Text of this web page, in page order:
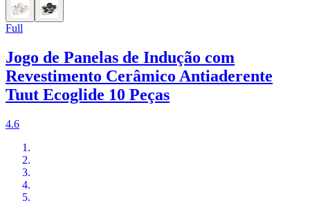
Full
Jogo de Panelas de Indução com
Revestimento Cerâmico Antiaderente
Tuut Ecoglide 10 Peças
4.6